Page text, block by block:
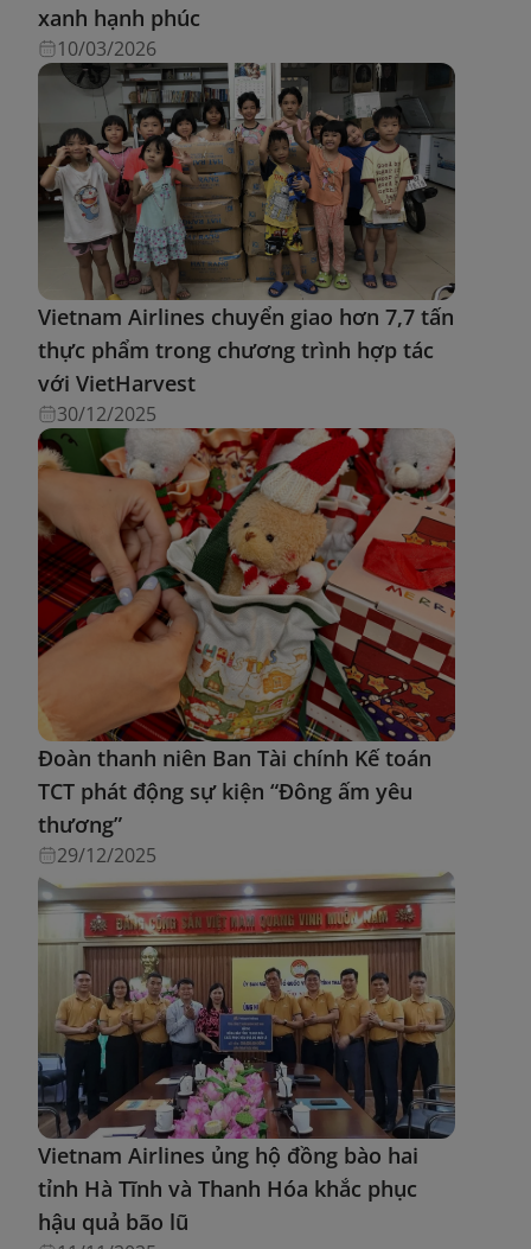
xanh hạnh phúc
10/03/2026
Vietnam Airlines chuyển giao hơn 7,7 tấn
thực phẩm trong chương trình hợp tác
với VietHarvest
30/12/2025
Đoàn thanh niên Ban Tài chính Kế toán
TCT phát động sự kiện “Đông ấm yêu
thương”
29/12/2025
Vietnam Airlines ủng hộ đồng bào hai
tỉnh Hà Tĩnh và Thanh Hóa khắc phục
hậu quả bão lũ